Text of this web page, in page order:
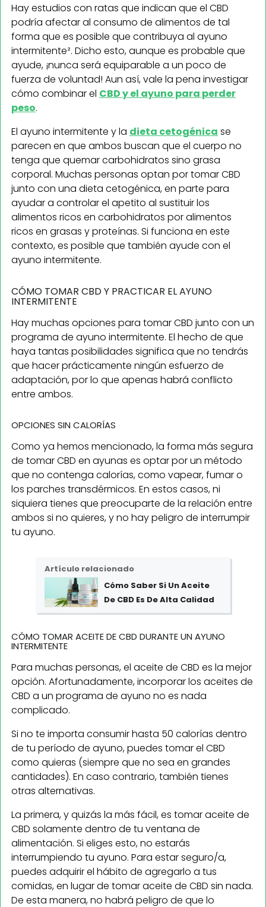
Hay estudios con ratas que indican que el CBD
podría afectar al consumo de alimentos de tal
forma que es posible que contribuya al ayuno
intermitente². Dicho esto, aunque es probable que
ayude, ¡nunca será equiparable a un poco de
fuerza de voluntad! Aun así, vale la pena investigar
cómo combinar el CBD y el ayuno para perder
peso.
El ayuno intermitente y la dieta cetogénica se
parecen en que ambos buscan que el cuerpo no
tenga que quemar carbohidratos sino grasa
corporal. Muchas personas optan por tomar CBD
junto con una dieta cetogénica, en parte para
ayudar a controlar el apetito al sustituir los
alimentos ricos en carbohidratos por alimentos
ricos en grasas y proteínas. Si funciona en este
contexto, es posible que también ayude con el
ayuno intermitente.
CÓMO TOMAR CBD Y PRACTICAR EL AYUNO
INTERMITENTE
Hay muchas opciones para tomar CBD junto con un
programa de ayuno intermitente. El hecho de que
haya tantas posibilidades significa que no tendrás
que hacer prácticamente ningún esfuerzo de
adaptación, por lo que apenas habrá conflicto
entre ambos.
OPCIONES SIN CALORÍAS
Como ya hemos mencionado, la forma más segura
de tomar CBD en ayunas es optar por un método
que no contenga calorías, como vapear, fumar o
los parches transdérmicos. En estos casos, ni
siquiera tienes que preocuparte de la relación entre
ambos si no quieres, y no hay peligro de interrumpir
tu ayuno.
Artículo relacionado
Cómo Saber Si Un Aceite
De CBD Es De Alta Calidad
CÓMO TOMAR ACEITE DE CBD DURANTE UN AYUNO
INTERMITENTE
Para muchas personas, el aceite de CBD es la mejor
opción. Afortunadamente, incorporar los aceites de
CBD a un programa de ayuno no es nada
complicado.
Si no te importa consumir hasta 50 calorías dentro
de tu período de ayuno, puedes tomar el CBD
como quieras (siempre que no sea en grandes
cantidades). En caso contrario, también tienes
otras alternativas.
La primera, y quizás la más fácil, es tomar aceite de
CBD solamente dentro de tu ventana de
alimentación. Si eliges esto, no estarás
interrumpiendo tu ayuno. Para estar seguro/a,
puedes adquirir el hábito de agregarlo a tus
comidas, en lugar de tomar aceite de CBD sin nada.
De esta manera, no habrá peligro de que lo